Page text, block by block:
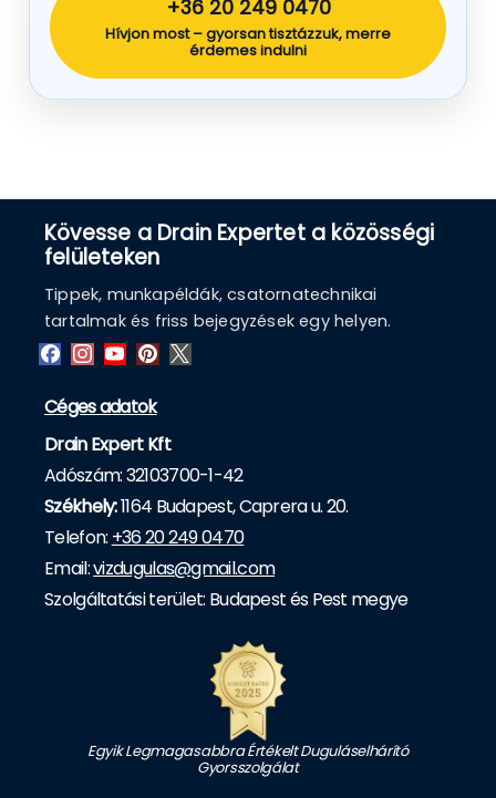
+36 20 249 0470
Hívjon most – gyorsan tisztázzuk, merre
érdemes indulni
Kövesse a Drain Expertet a közösségi
felületeken
Tippek, munkapéldák, csatornatechnikai
tartalmak és friss bejegyzések egy helyen.
Céges adatok
Drain Expert Kft
Adószám: 32103700-1-42
Székhely:1164 Budapest, Caprera u. 20.
Telefon: +36 20 249 0470
Email:vizdugulas@gmail.com
Szolgáltatási terület: Budapest és Pest megye
Egyik Legmagasabbra Értékelt Duguláselhárító
Gyorsszolgálat